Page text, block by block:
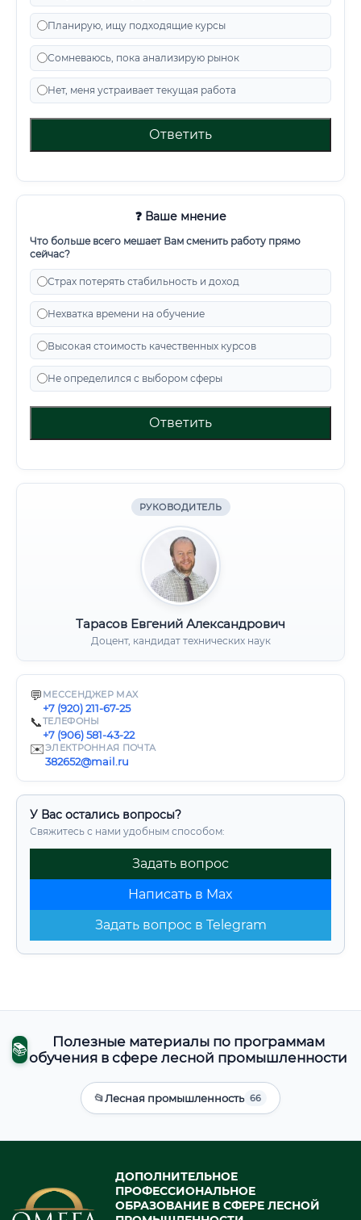
Планирую, ищу подходящие курсы
Сомневаюсь, пока анализирую рынок
Нет, меня устраивает текущая работа
Ответить
❓ Ваше мнение
Что больше всего мешает Вам сменить работу прямо
сейчас?
Страх потерять стабильность и доход
Нехватка времени на обучение
Высокая стоимость качественных курсов
Не определился с выбором сферы
Ответить
РУКОВОДИТЕЛЬ
Тарасов Евгений Александрович
Доцент, кандидат технических наук
💬 МЕССЕНДЖЕР MAX
+7 (920) 211-67-25
📞ТЕЛЕФОНЫ
+7 (906) 581-43-22
✉️ЭЛЕКТРОННАЯ ПОЧТА
382652@mail.ru
У Вас остались вопросы?
Свяжитесь с нами удобным способом:
Задать вопрос
Написать в Max
Задать вопрос в Telegram
📚
Полезные материалы по программам
обучения в сфере лесной промышленности
📂Лесная промышленность 66
ДОПОЛНИТЕЛЬНОЕ
ПРОФЕССИОНАЛЬНОЕ
ОБРАЗОВАНИЕ В СФЕРЕ ЛЕСНОЙ